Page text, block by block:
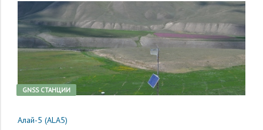
GNSS CТАНЦИИ
Алай-5 (ALA5)